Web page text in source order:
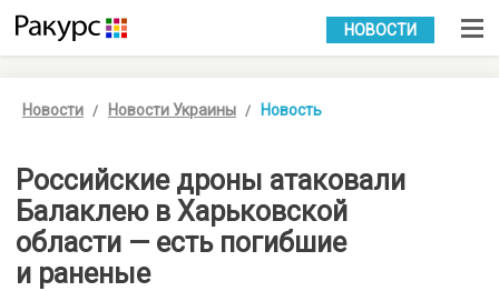
УКР РУС
НОВОСТИ
Новости Новости Украины Новость
Российские дроны атаковали
Балаклею в Харьковской
области — есть погибшие
и раненые